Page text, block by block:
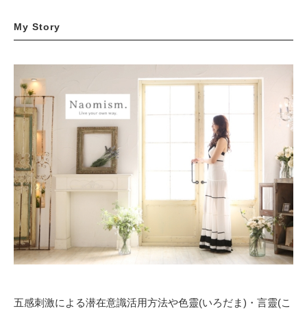
My Story
五感刺激による潜在意識活用方法や色靈(いろだま)・言靈(こ